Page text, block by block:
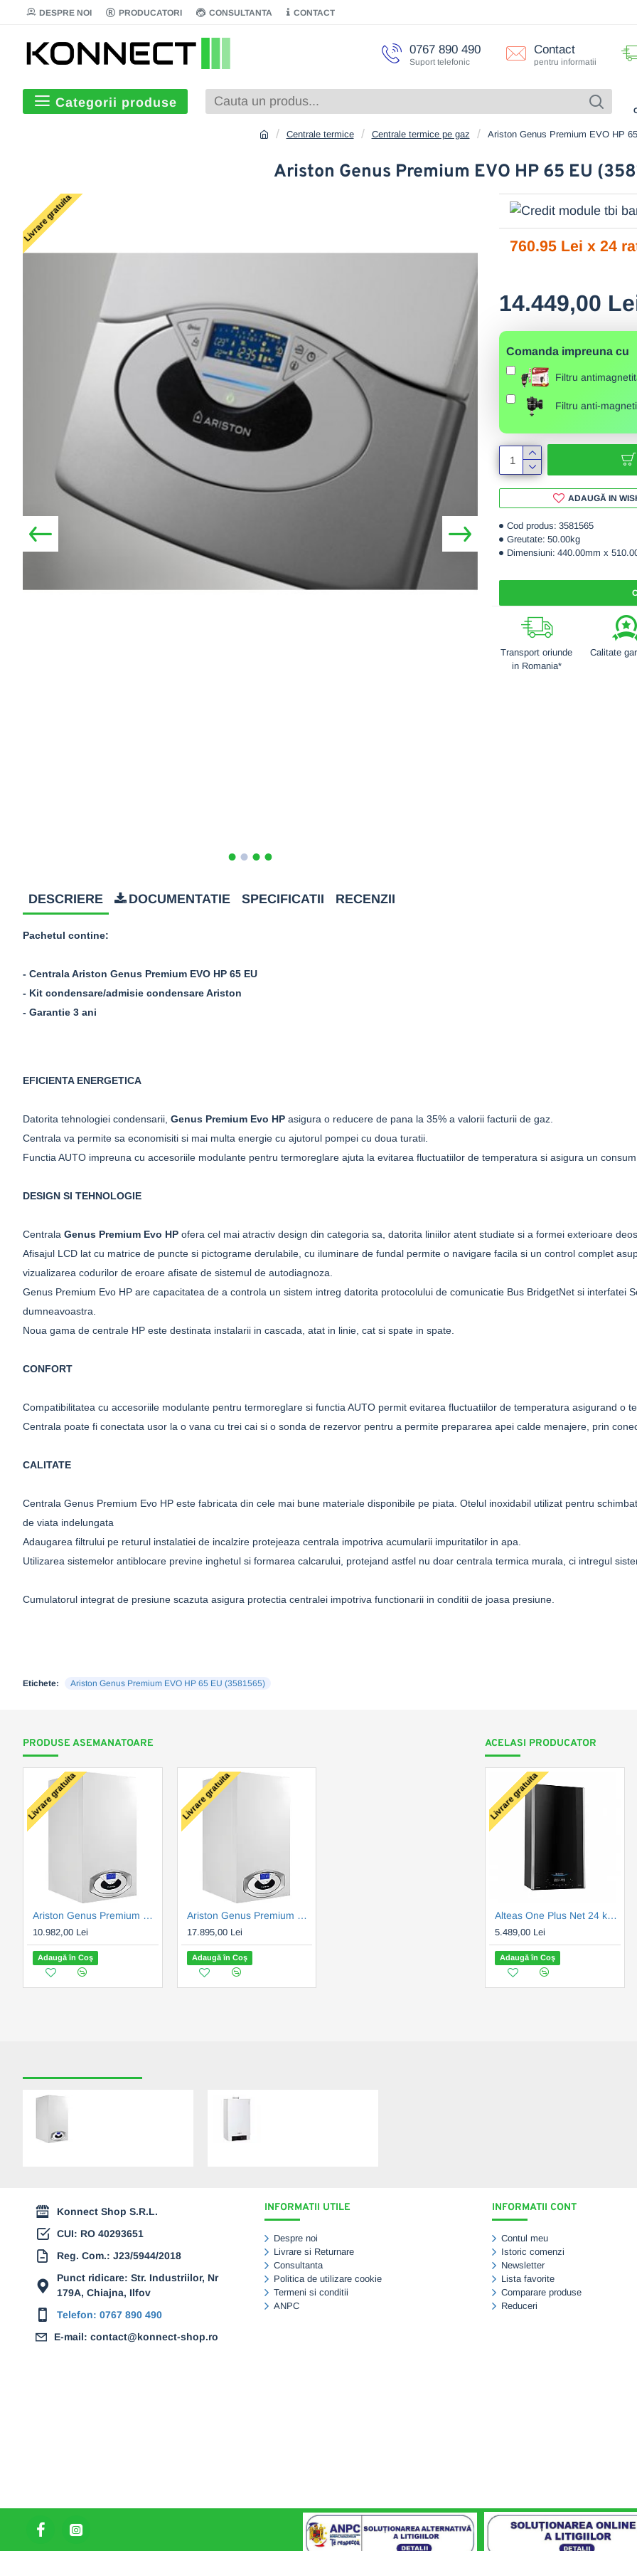
DESPRE NOI PRODUCATORI CONSULTANTA CONTACT
0767 890 490
Suport telefonic
Contact
pentru informatii
Categorii produse
Centrale termice Centrale termice pe gaz Ariston Genus Premium EVO HP
Ariston Genus Premium EVO HP 65 EU
Livrare gratuita
Cod produs: 3581565
Greutate: 50.00kg
Dimensiuni: 440.00mm x
14.449,00
Comanda impreuna cu
Filtru
Filtru anti-
ADAUGĂ IN
760.95 Lei x 24
Transport oriunde
in Romania*
Calitate
DESCRIERE DOCUMENTATIE SPECIFICATII RECENZII
Pachetul contine:
- Centrala Ariston Genus Premium EVO HP 65 EU
- Kit condensare/admisie condensare Ariston
- Garantie 3 ani
EFICIENTA ENERGETICA
Datorita tehnologiei condensarii, Genus Premium Evo HP asigura o reducere de pana la 35% a valorii facturii de gaz.
Centrala va permite sa economisiti si mai multa energie cu ajutorul pompei cu doua turatii.
Functia AUTO impreuna cu accesoriile modulante pentru termoreglare ajuta la evitarea fluctuatiilor de temperatura si asigura un consum
DESIGN SI TEHNOLOGIE
Centrala Genus Premium Evo HP ofera cel mai atractiv design din categoria sa, datorita liniilor atent studiate si a formei exterioare
Afisajul LCD lat cu matrice de puncte si pictograme derulabile, cu iluminare de fundal permite o navigare facila si un control complet
vizualizarea codurilor de eroare afisate de sistemul de autodiagnoza.
Genus Premium Evo HP are capacitatea de a controla un sistem intreg datorita protocolului de comunicatie Bus BridgetNet si interfatei
dumneavoastra.
Noua gama de centrale HP este destinata instalarii in cascada, atat in linie, cat si spate in spate.
CONFORT
Compatibilitatea cu accesoriile modulante pentru termoreglare si functia AUTO permit evitarea fluctuatiilor de temperatura asigurand o
Centrala poate fi conectata usor la o vana cu trei cai si o sonda de rezervor pentru a permite prepararea apei calde menajere, prin
CALITATE
Centrala Genus Premium Evo HP este fabricata din cele mai bune materiale disponibile pe piata. Otelul inoxidabil utilizat pentru
de viata indelungata
Adaugarea filtrului pe returul instalatiei de incalzire protejeaza centrala impotriva acumularii impuritatilor in apa.
Utilizarea sistemelor antiblocare previne inghetul si formarea calcarului, protejand astfel nu doar centrala termica murala, ci intregul
Cumulatorul integrat de presiune scazuta asigura protectia centralei impotriva functionarii in conditii de joasa presiune.
Etichete: Ariston Genus Premium EVO HP 65 EU (3581565)
PRODUSE ASEMANATOARE
Livrare gratuita
Ariston Genus Premium EVO HP 45 EU (3581564)
10.982,00 Lei
Adaugă în Coş
Livrare gratuita
Ariston Genus Premium Evo HP 85 EU (3581566)
17.895,00 Lei
Adaugă în Coş
ACELASI PRODUCATOR
Livrare gratuita
Alteas One Plus Net 24 kW, 7 ani garantie (3301771)
5.489,00 Lei
Adaugă în Coş
Konnect Shop S.R.L.
CUI: RO 40293651
Reg. Com.: J23/5944/2018
Punct ridicare: Str. Industriilor, Nr
179A, Chiajna, Ilfov
Telefon: 0767 890 490
E-mail: contact@konnect-shop.ro
INFORMATII UTILE
Despre noi
Livrare si Returnare
Consultanta
Politica de utilizare cookie
Termeni si conditii
ANPC
INFORMATII CONT
Contul meu
Istoric comenzi
Newsletter
Lista favorite
Comparare produse
Reduceri